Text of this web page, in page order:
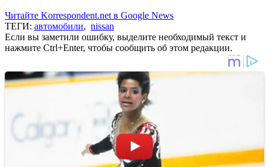
Читайте Korrespondent.net в Google News
ТЕГИ: автомобили, nissan
Если вы заметили ошибку, выделите необходимый текст и
нажмите Ctrl+Enter, чтобы сообщить об этом редакции.